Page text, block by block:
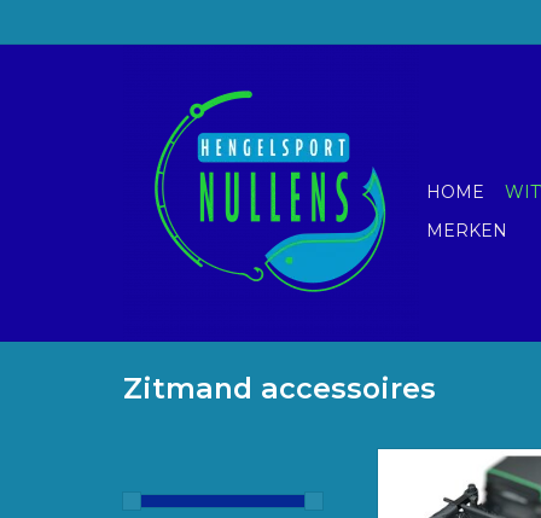
HOME
MERKEN
Zitmand accessoires
Deze handige
kan aan de zijkant
van u zitmand